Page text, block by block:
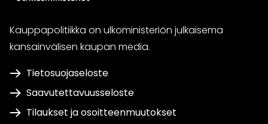
Kauppapolitiikka on ulkoministeriön julkaisema
kansainvälisen kaupan media.
Tietosuojaseloste
Saavutettavuusseloste
Tilaukset ja osoitteenmuutokset